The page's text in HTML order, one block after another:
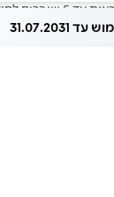
5 שוברים לחודש קלנדרי
31.07.2031